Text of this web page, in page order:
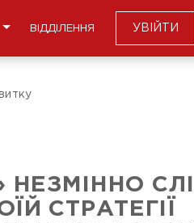
ВІДДІЛЕННЯ УВІЙТИ
НЕЗМІННО
СТРАТЕГІЇ